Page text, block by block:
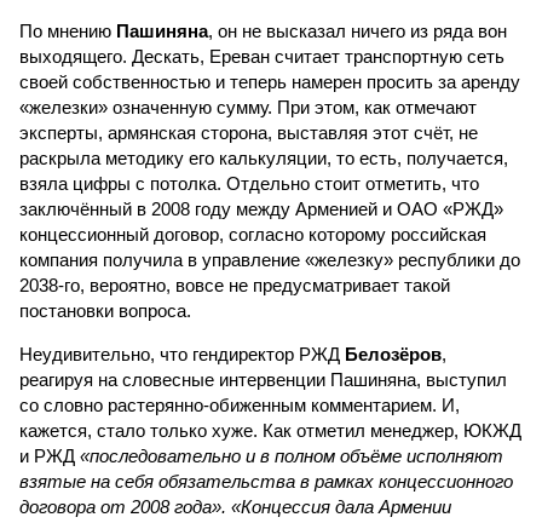
По мнению Пашиняна, он не высказал ничего из ряда вон
выходящего. Дескать, Ереван считает транспортную сеть
своей собственностью и теперь намерен просить за аренду
«железки» означенную сумму. При этом, как отмечают
эксперты, армянская сторона, выставляя этот счёт, не
раскрыла методику его калькуляции, то есть, получается,
взяла цифры с потолка. Отдельно стоит отметить, что
заключённый в 2008 году между Арменией и ОАО «РЖД»
концессионный договор, согласно которому российская
компания получила в управление «железку» республики до
2038-го, вероятно, вовсе не предусматривает такой
постановки вопроса.
Неудивительно, что гендиректор РЖД Белозёров,
реагируя на словесные интервенции Пашиняна, выступил
со словно растерянно-обиженным комментарием. И,
кажется, стало только хуже. Как отметил менеджер, ЮКЖД
и РЖД «последовательно и в полном объёме исполняют
взятые на себя обязательства в рамках концессионного
договора от 2008 года». «Концессия дала Армении